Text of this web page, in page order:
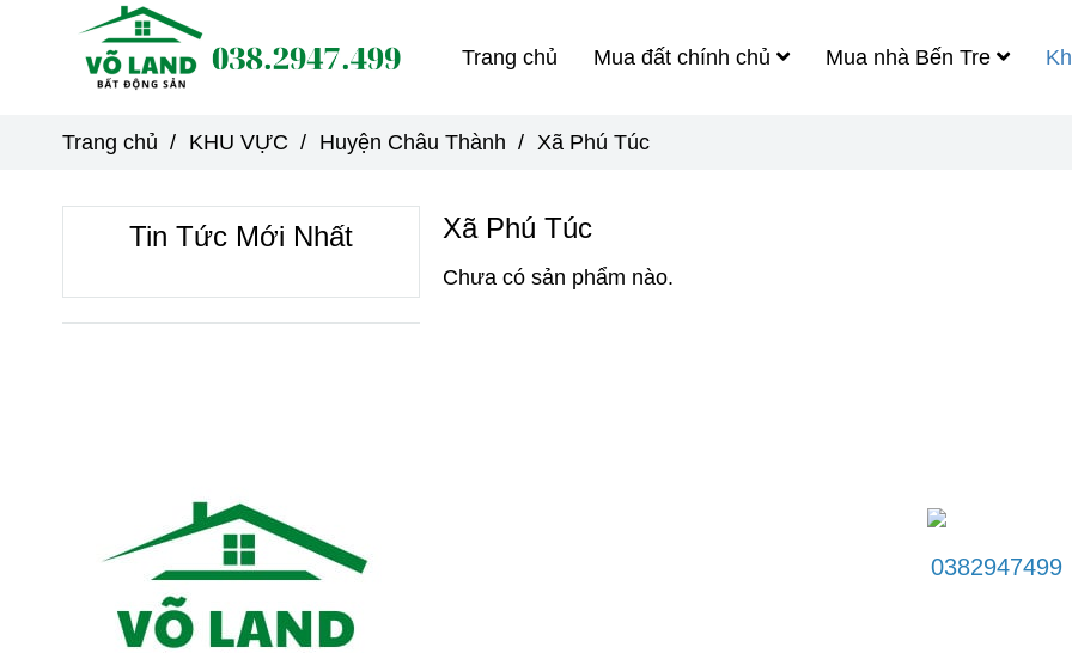
Trang chủ Mua đất chính chủ Mua nhà Bến Tre
Trang chủ / KHU VỰC / Huyện Châu Thành / Xã Phú Túc
Xã Phú Túc
Chưa có sản phẩm nào.
Tin Tức Mới Nhất
0382947499